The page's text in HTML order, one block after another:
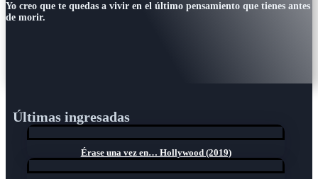
Yo creo que te quedas a vivir en el último pensamiento que tienes antes
de morir.
Últimas ingresadas
Érase una vez en… Hollywood (2019)